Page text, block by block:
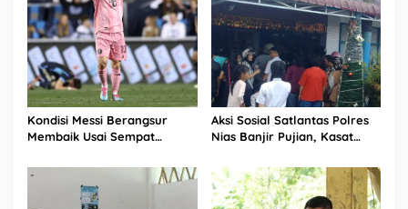
Kondisi Messi Berangsur
Membaik Usai Sempat
Cepat
Aksi Sosial Satlantas Polres
Nias Banjir Pujian, Kasat
Bagikan 1.000 Dus Kopi
Fresco untuk Warga di
Tengah Sulitnya Ekonomi